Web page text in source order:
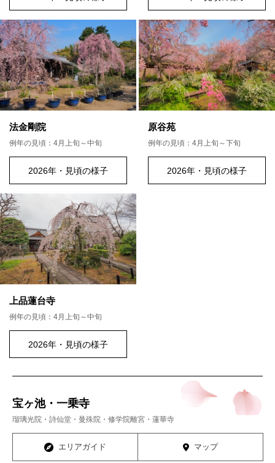
法金剛院
例年の見頃：4月上旬～中旬
2026年・見頃の様子
原谷苑
例年の見頃：4月上旬～下旬
2026年・見頃の様子
上品蓮台寺
例年の見頃：4月上旬～中旬
2026年・見頃の様子
宝ヶ池・一乗寺
瑠璃光院・詩仙堂・曼殊院・修学院離宮・蓮華寺
エリアガイド マップ